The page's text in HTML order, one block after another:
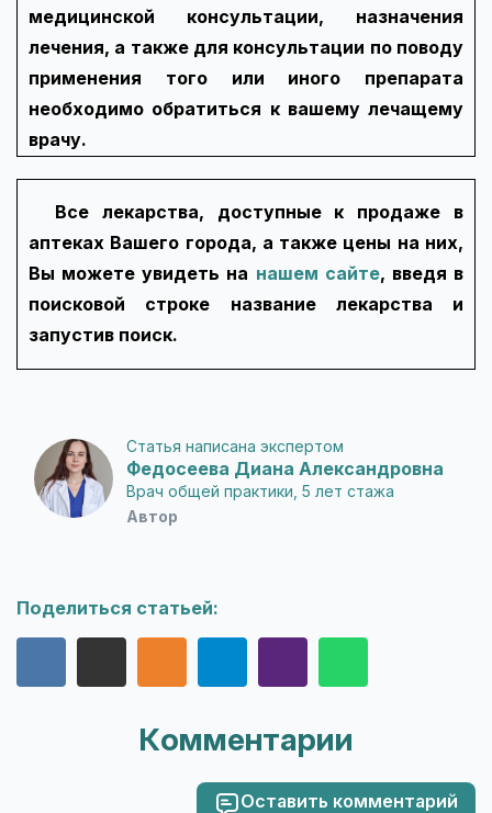
медицинской консультации, назначения
лечения, а также для консультации по поводу
применения того или иного препарата
необходимо обратиться к вашему лечащему
врачу.
Все лекарства, доступные к продаже в
аптеках Вашего города, а также цены на них,
Вы можете увидеть на нашем сайте, введя в
поисковой строке название лекарства и
запустив поиск.
Статья написана экспертом
Федосеева Диана Александровна
Врач общей практики, 5 лет стажа
Автор
Поделиться статьей:
Комментарии
Оставить комментарий